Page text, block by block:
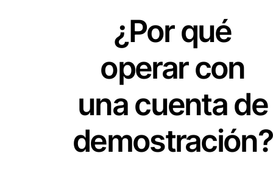
¿Por qué
operar con
una cuenta de
demostración?